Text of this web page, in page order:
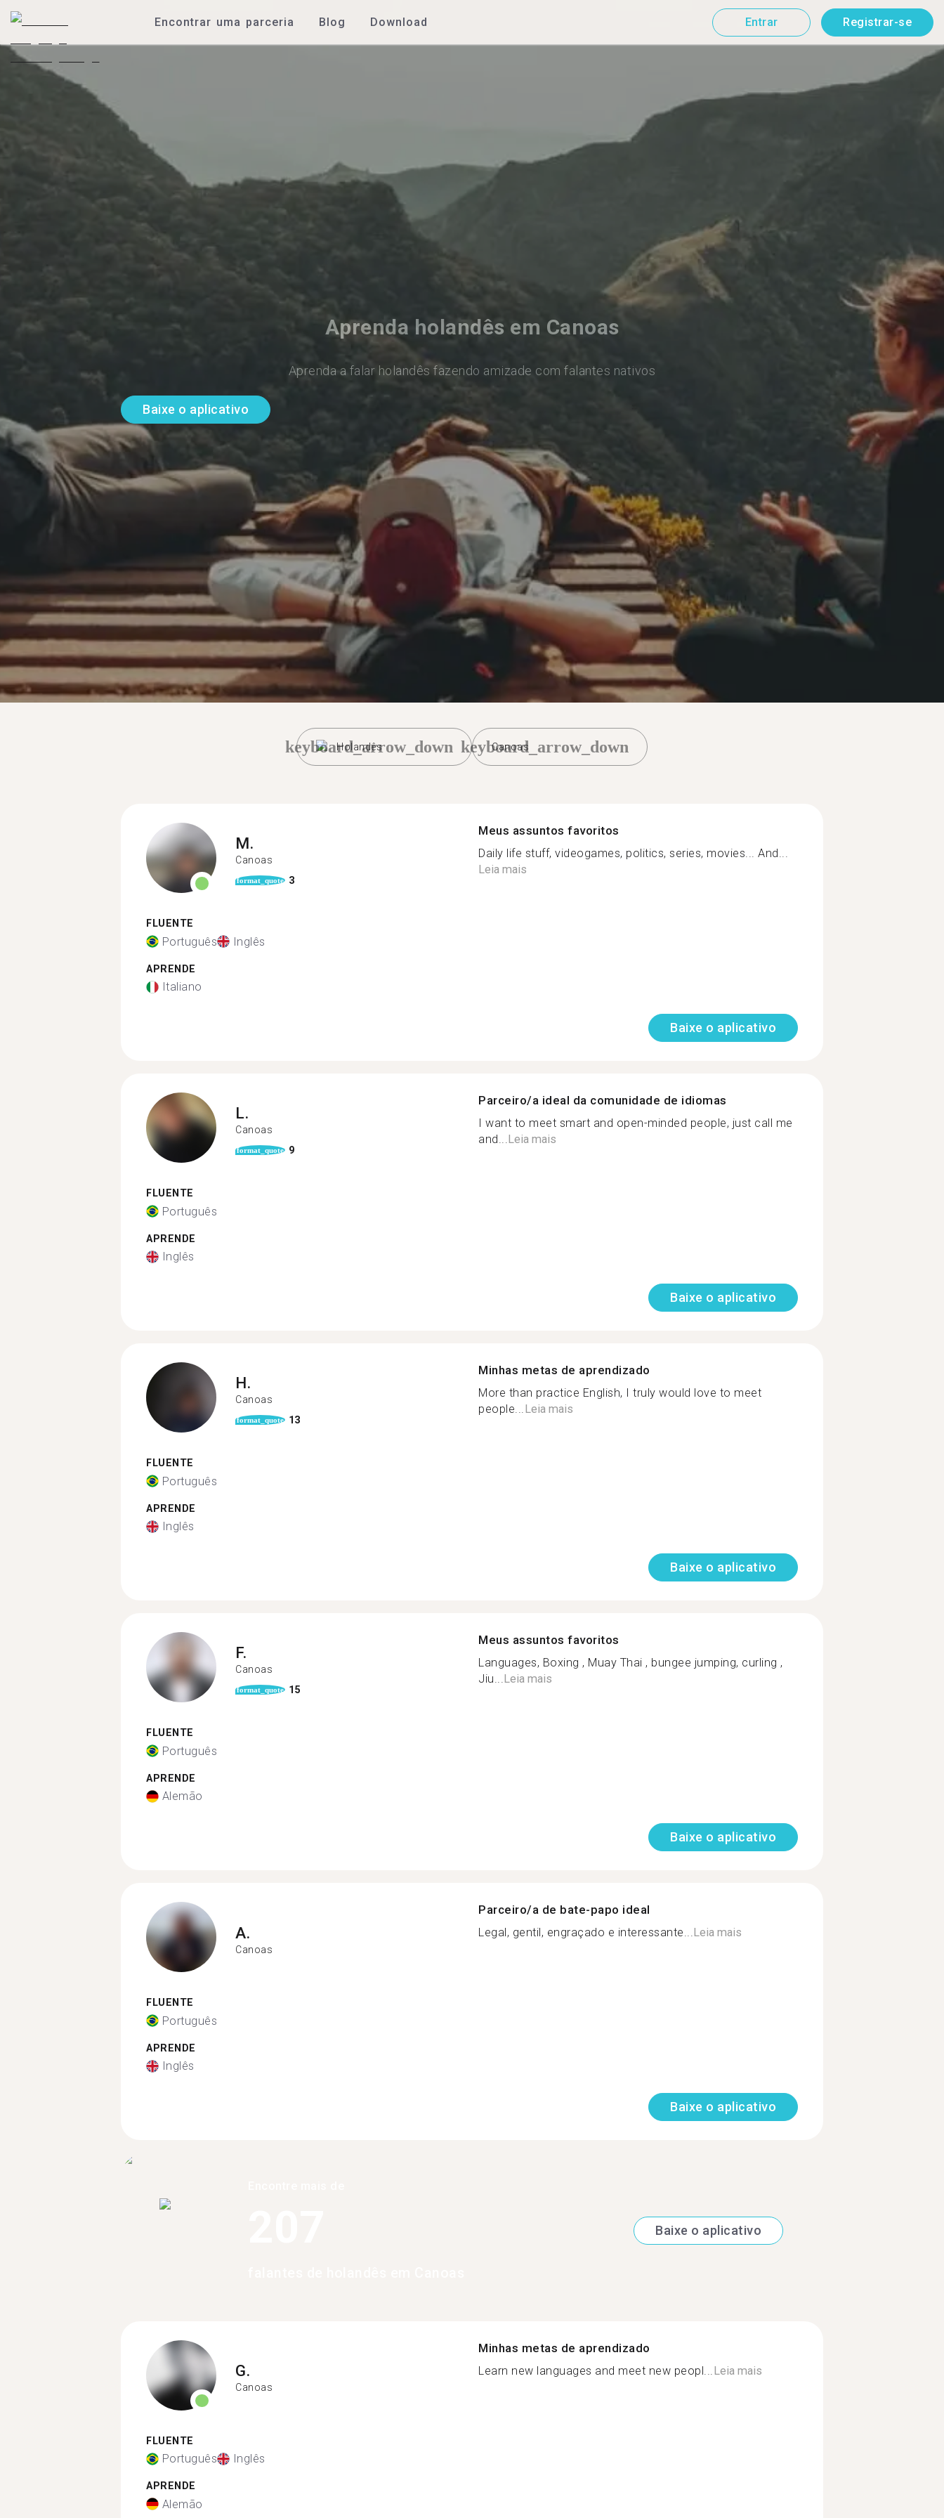
Encontrar uma parceria Blog Download Entrar Registrar-se
Aprenda holandês em Canoas
Aprenda a falar holandês fazendo amizade com falantes nativos
Baixe o aplicativo
Holandês
keyboard_arrow_down Canoas
keyboard_arrow_down
M.
Canoas
format_quote 3
FLUENTE
Português Inglês
APRENDE
Italiano
Meus assuntos favoritos
Daily life stuff, videogames, politics, series, movies... And...
Leia mais
Baixe o aplicativo
L.
Canoas
format_quote 9
FLUENTE
Português
APRENDE
Inglês
Parceiro/a ideal da comunidade de idiomas
I want to meet smart and open-minded people, just call me
and...Leia mais
Baixe o aplicativo
H.
Canoas
format_quote 13
FLUENTE
Português
APRENDE
Inglês
Minhas metas de aprendizado
More than practice English, I truly would love to meet
people...Leia mais
Baixe o aplicativo
F.
Canoas
format_quote 15
FLUENTE
Português
APRENDE
Alemão
Meus assuntos favoritos
Languages, Boxing , Muay Thai , bungee jumping, curling ,
Jiu...Leia mais
Baixe o aplicativo
A.
Canoas
FLUENTE
Português
APRENDE
Inglês
Parceiro/a de bate-papo ideal
Legal, gentil, engraçado e interessante...Leia mais
Baixe o aplicativo
Baixe o aplicativo
G.
Canoas
FLUENTE
Português Inglês
APRENDE
Alemão
Minhas metas de aprendizado
Learn new languages and meet new peopl... Leia mais